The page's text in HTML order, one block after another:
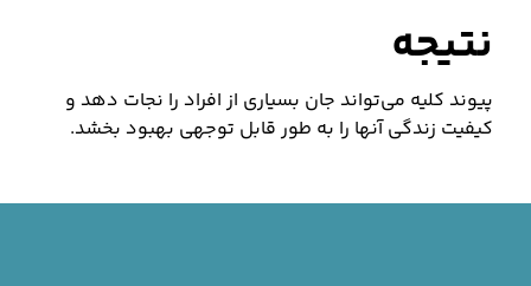
نتیجه
پیوند کلیه می‌تواند جان بسیاری از افراد را نجات دهد و
کیفیت زندگی آنها را به طور قابل توجهی بهبود بخشد.